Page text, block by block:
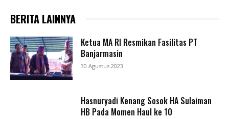
BERITA LAINNYA
Ketua MA RI Resmikan Fasilitas PT
Banjarmasin
30 Agustus 2023
Hasnuryadi Kenang Sosok HA Sulaiman
HB Pada Momen Haul ke 10